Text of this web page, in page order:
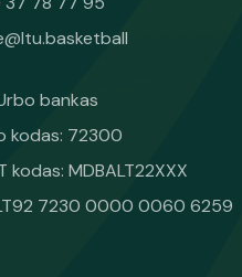
bankas
kodas: 72300
kodas: MDBALT22XXX
7230 0000 0060 6259